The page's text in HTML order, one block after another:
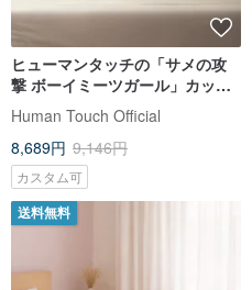
ヒューマンタッチの「サメの攻
撃 ボーイミーツガール」カップ
ル枕カバー
Human Touch Official
8,689円 9,146円
カスタム可
送料無料